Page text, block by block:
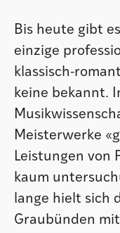
Società
Atlas GR
Bis heute gibt
einzige
klassisch-
keine bekannt.
Meisterwerke
Leistungen von
kaum
lange hielt sich
Graubünden